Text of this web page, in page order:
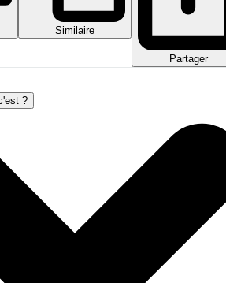
Similaire
Partager
?